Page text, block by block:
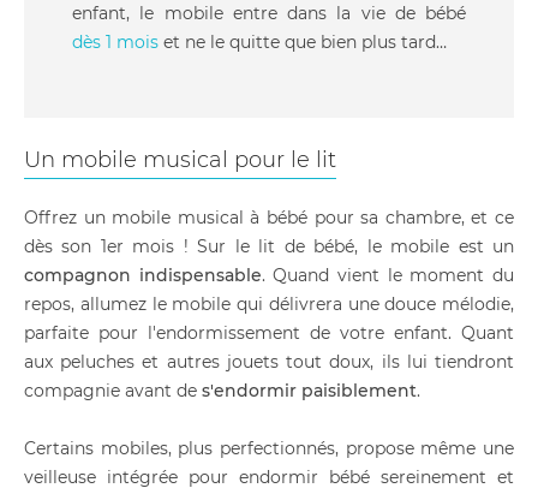
enfant, le mobile entre dans la vie de bébé
dès 1 mois et ne le quitte que bien plus tard…
Un mobile musical pour le lit
Offrez un mobile musical à bébé pour sa chambre, et ce
dès son 1er mois ! Sur le lit de bébé, le mobile est un
compagnon indispensable. Quand vient le moment du
repos, allumez le mobile qui délivrera une douce mélodie,
parfaite pour l'endormissement de votre enfant. Quant
aux peluches et autres jouets tout doux, ils lui tiendront
compagnie avant de s'endormir paisiblement.
Certains mobiles, plus perfectionnés, propose même une
veilleuse intégrée pour endormir bébé sereinement et